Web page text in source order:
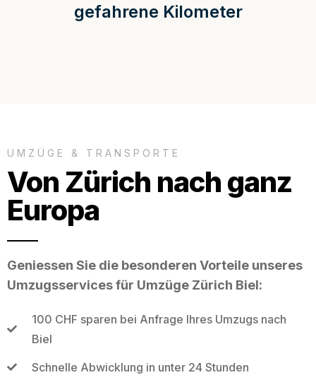
gefahrene Kilometer
UMZÜGE & TRANSPORTE
Von Zürich nach ganz
Europa
Geniessen Sie die besonderen Vorteile unseres
Umzugsservices für Umzüge Zürich Biel:
100 CHF sparen bei Anfrage Ihres Umzugs nach
Biel
Schnelle Abwicklung in unter 24 Stunden